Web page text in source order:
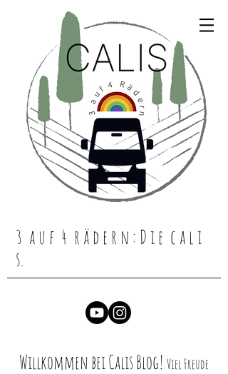
3 a u f 4 r ä d e r n : D i e c a l i
s.
Willkommen bei Calis Blog! Viel Freude